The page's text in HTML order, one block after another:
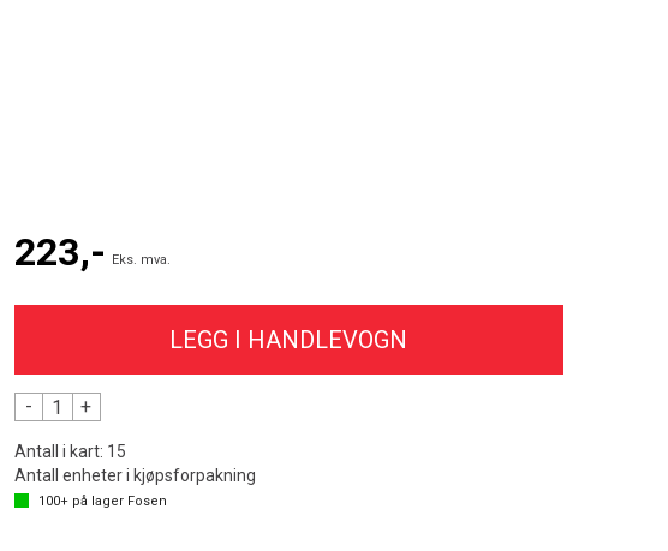
223,- Eks. mva.
- +
Antall i kart: 15
Antall enheter i kjøpsforpakning
100+på lagerFosen